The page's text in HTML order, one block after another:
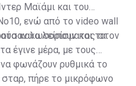
Μαϊάμι και του
ενώ από το video wall
καλωσορίσματος στον
να λείπουν και τα
έγινε μέρα, με τους
φωνάζουν ρυθμικά το
σταρ, πήρε το μικρόφωνο